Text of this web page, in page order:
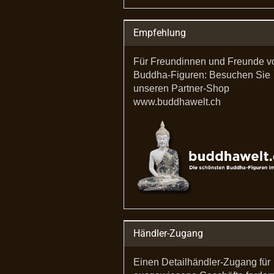
Empfehlung
Für Freundinnen und Freunde
Buddha-Figuren: Besuchen Sie
unseren Partner-Shop
www.buddhawelt.ch
Händler-Zugang
Einen Detailhändler-Zugang für